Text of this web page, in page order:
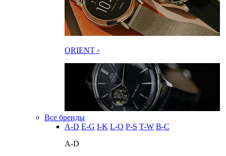
ORIENT ›
Все бренды
A-D E-G I-K L-O P-S T-W В-С
A-D